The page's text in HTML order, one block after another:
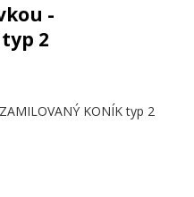
-
typ 2